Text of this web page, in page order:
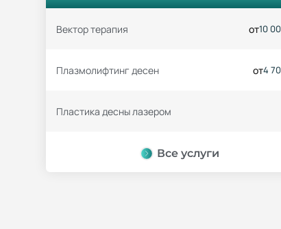
Вектор терапия от10
Плазмолифтинг десен от4
Пластика десны лазером
Все услуги